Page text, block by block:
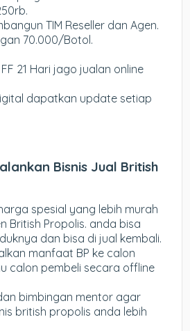
TIM Reseller dan Agen.
70.000/Botol.
21 Hari jago jualan online
dapatkan update setiap
Bisnis Jual British
spesial yang lebih murah
British Propolis. anda bisa
dan bisa di jual kembali.
manfaat BP ke calon
calon pembeli secara offline
bimbingan mentor agar
british propolis anda lebih